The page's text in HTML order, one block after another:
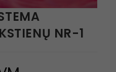
NR-1